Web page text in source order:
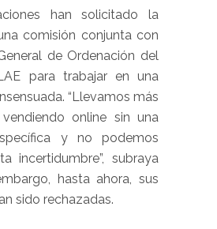
han solicitado la
comisión conjunta con
de Ordenación del
para trabajar en una
“Llevamos más
online sin una
y no podemos
incertidumbre”, subraya
hasta ahora, sus
sido rechazadas.